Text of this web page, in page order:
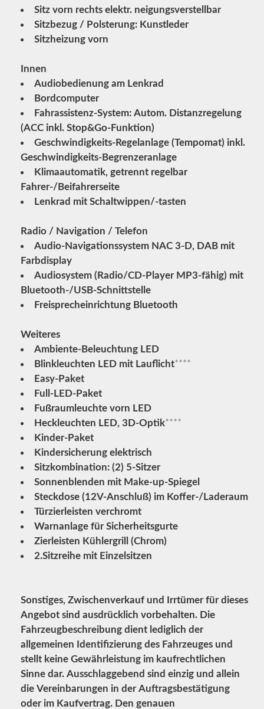
Sitz vorn rechts elektr. neigungsverstellbar
Sitzbezug / Polsterung: Kunstleder
Sitzheizung vorn
Innen
Audiobedienung am Lenkrad
Bordcomputer
Fahrassistenz-System: Autom. Distanzregelung
(ACC inkl. Stop&Go-Funktion)
Geschwindigkeits-Regelanlage (Tempomat) inkl.
Geschwindigkeits-Begrenzeranlage
Klimaautomatik, getrennt regelbar
Fahrer-/Beifahrerseite
Lenkrad mit Schaltwippen/-tasten
Radio / Navigation / Telefon
Audio-Navigationssystem NAC 3-D, DAB mit
Farbdisplay
Audiosystem (Radio/CD-Player MP3-fähig) mit
Bluetooth-/USB-Schnittstelle
Freisprecheinrichtung Bluetooth
Weiteres
Ambiente-Beleuchtung LED
Blinkleuchten LED mit Lauflicht****
Easy-Paket
Full-LED-Paket
Fußraumleuchte vorn LED
Heckleuchten LED, 3D-Optik****
Kinder-Paket
Kindersicherung elektrisch
Sitzkombination: (2) 5-Sitzer
Sonnenblenden mit Make-up-Spiegel
Steckdose (12V-Anschluß) im Koffer-/Laderaum
Türzierleisten verchromt
Warnanlage für Sicherheitsgurte
Zierleisten Kühlergrill (Chrom)
2.Sitzreihe mit Einzelsitzen
Sonstiges, Zwischenverkauf und Irrtümer für dieses
Angebot sind ausdrücklich vorbehalten. Die
Fahrzeugbeschreibung dient lediglich der
allgemeinen Identifizierung des Fahrzeuges und
stellt keine Gewährleistung im kaufrechtlichen
Sinne dar. Ausschlaggebend sind einzig und allein
die Vereinbarungen in der Auftragsbestätigung
oder im Kaufvertrag. Den genauen